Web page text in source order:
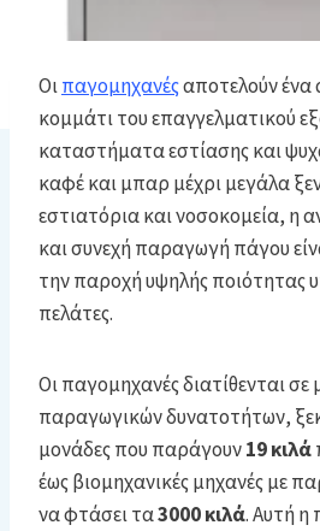
Οιπαγομηχανέςαποτελούν
κομμάτι του επαγγελματικού
καταστήματα εστίασης και
καφέ και μπαρ μέχρι μεγάλα
εστιατόρια και νοσοκομεία, η
και συνεχή παραγωγή πάγου
την παροχή υψηλής ποιότητας
πελάτες.
Οι παγομηχανές διατίθενται σε
παραγωγικών δυνατοτήτων,
μονάδες που παράγουν19 κιλά
έως βιομηχανικές μηχανές με
να φτάσει τα3000 κιλά. Αυτή η